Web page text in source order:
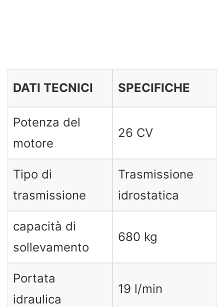
DATI TECNICI SPECIFICHE
Potenza del
motore
26 CV
Tipo di
trasmissione
Trasmissione
idrostatica
capacità di
sollevamento
680 kg
Portata
idraulica
19 l/min